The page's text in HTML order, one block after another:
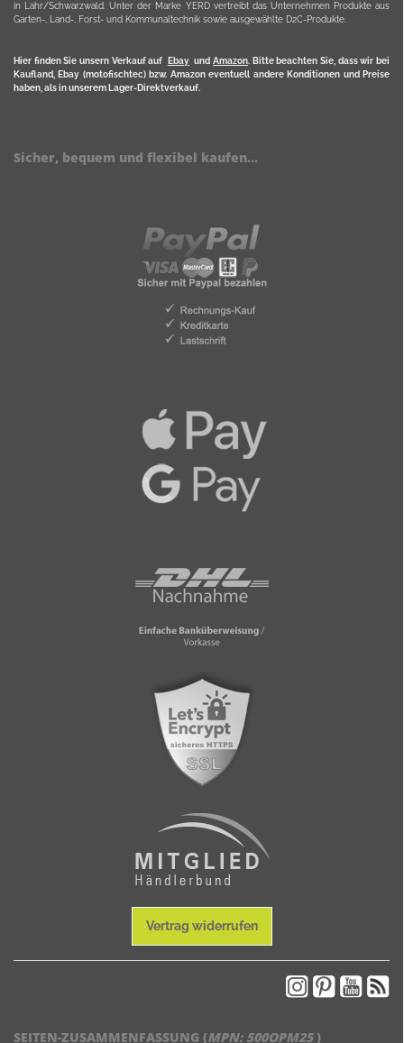
in Lahr/Schwarzwald. Unter der Marke YERD vertreibt das Unternehmen Produkte aus
Garten-, Land-, Forst- und Kommunaltechnik sowie ausgewählte D2C-Produkte.
Hier finden Sie unsern Verkauf auf Ebayund Amazon. Bitte beachten Sie, dass wir bei
Kaufland, Ebay (motofischtec) bzw. Amazon eventuell andere Konditionen und Preise
haben, als in unserem Lager-Direktverkauf.
Sicher, bequem und flexibel kaufen...
Vertrag widerrufen
SEITEN-ZUSAMMENFASSUNG (MPN: 500OPM25)